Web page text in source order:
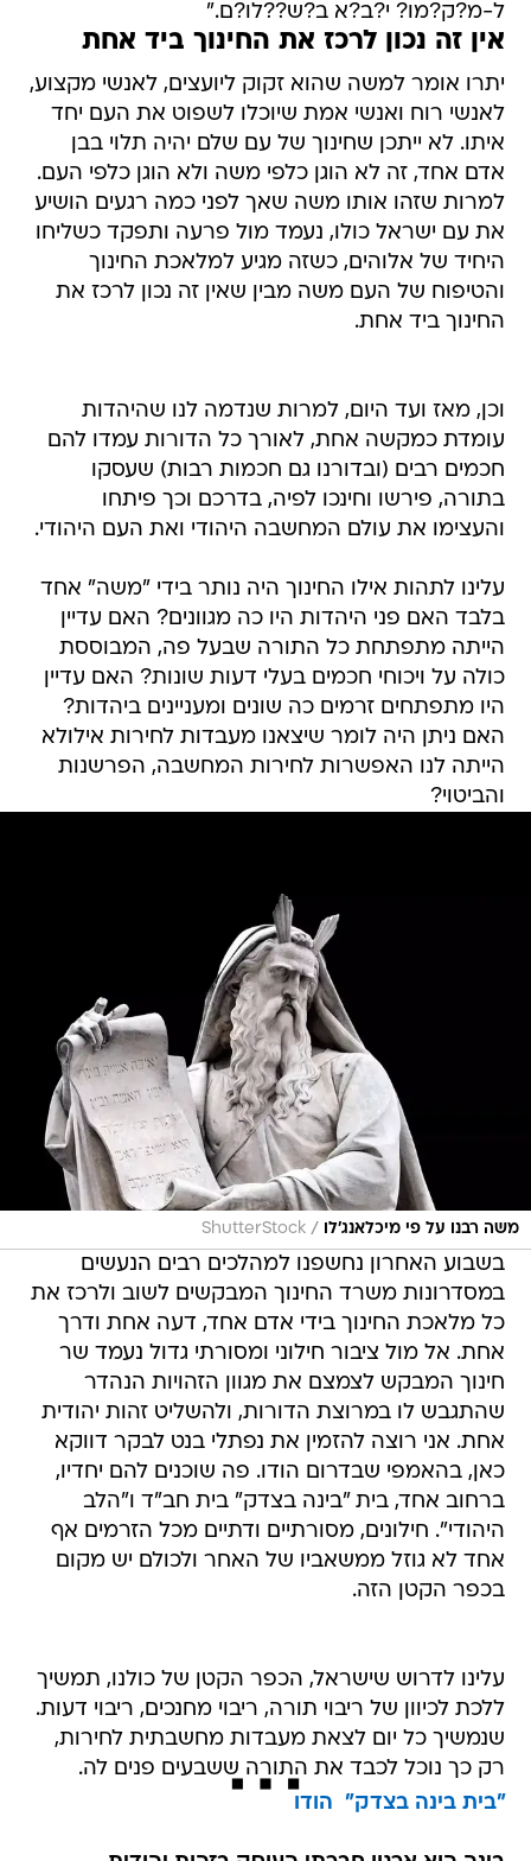
ל-מ?ק?מו? י?ב?א ב?ש??לו?ם."
אין זה נכון לרכז את החינוך ביד אחת
יתרו אומר למשה שהוא זקוק ליועצים, לאנשי מקצוע,
לאנשי רוח ואנשי אמת שיוכלו לשפוט את העם יחד
איתו. לא ייתכן שחינוך של עם שלם יהיה תלוי בבן
אדם אחד, זה לא הוגן כלפי משה ולא הוגן כלפי העם.
למרות שזהו אותו משה שאך לפני כמה רגעים הושיע
את עם ישראל כולו, נעמד מול פרעה ותפקד כשליחו
היחיד של אלוהים, כשזה מגיע למלאכת החינוך
והטיפוח של העם משה מבין שאין זה נכון לרכז את
החינוך ביד אחת.
וכן, מאז ועד היום, למרות שנדמה לנו שהיהדות
עומדת כמקשה אחת, לאורך כל הדורות עמדו להם
חכמים רבים (ובדורנו גם חכמות רבות) שעסקו
בתורה, פירשו וחינכו לפיה, בדרכם וכך פיתחו
והעצימו את עולם המחשבה היהודי ואת העם היהודי.
עלינו לתהות אילו החינוך היה נותר בידי "משה" אחד
בלבד האם פני היהדות היו כה מגוונים? האם עדיין
הייתה מתפתחת כל התורה שבעל פה, המבוססת
כולה על ויכוחי חכמים בעלי דעות שונות? האם עדיין
היו מתפתחים זרמים כה שונים ומעניינים ביהדות?
האם ניתן היה לומר שיצאנו מעבדות לחירות אילולא
הייתה לנו האפשרות לחירות המחשבה, הפרשנות
והביטוי?
משה רבנו על פי מיכלאנג'לו /
ShutterStock
בשבוע האחרון נחשפנו למהלכים רבים הנעשים
במסדרונות משרד החינוך המבקשים לשוב ולרכז את
כל מלאכת החינוך בידי אדם אחד, דעה אחת ודרך
אחת. אל מול ציבור חילוני ומסורתי גדול נעמד שר
חינוך המבקש לצמצם את מגוון הזהויות הנהדר
שהתגבש לו במרוצת הדורות, ולהשליט זהות יהודית
אחת. אני רוצה להזמין את נפתלי בנט לבקר דווקא
כאן, בהאמפי שבדרום הודו. פה שוכנים להם יחדיו,
ברחוב אחד, בית "בינה בצדק" בית חב"ד ו"הלב
היהודי". חילונים, מסורתיים ודתיים מכל הזרמים אף
אחד לא גוזל ממשאביו של האחר ולכולם יש מקום
בכפר הקטן הזה.
עלינו לדרוש שישראל, הכפר הקטן של כולנו, תמשיך
ללכת לכיוון של ריבוי תורה, ריבוי מחנכים, ריבוי דעות.
שנמשיך כל יום לצאת מעבדות מחשבתית לחירות,
רק כך נוכל לכבד את התורה ששבעים פנים לה.
"בית בינה בצדק"  הודו